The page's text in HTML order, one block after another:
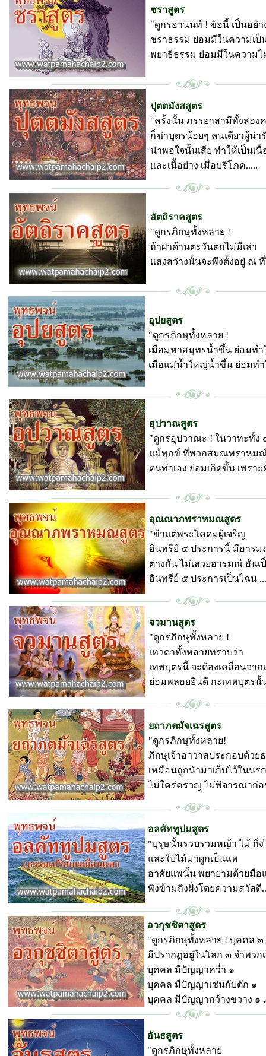
ชราสูตร
"ดูกรอานนท์ ! ข้อนี้ เป็นอย่า
ชราธรรม ย่อมมีในความเป็
พยาธิธรรม ย่อมมีในความไ
ปุตตมังสสูตร
"ครั้งนั้น ภรรยาสามีทั้งสอง
ก็ฆ่าบุตรน้อยๆ คนเดียวผู้น่า
น่าพอใจนั้นเสีย ทำให้เป็นเนื้
และเนื้อย่าง เมื่อบริโภค.....
อัตถิราคสูตร
"ดูกรภิกษุทั้งหลาย !
ถ้าฝาด้านตะวันตกไม่มีเล่า
แสงสว่างนั้นจะพึงตั้งอยู่ ณ
อุปยสูตร
"ดูกรภิกษุทั้งหลาย !
เมื่อมหาสมุทรน้ำขึ้น ย่อมท
เมื่อแม่น้ำใหญ่น้ำขึ้น ย่อมท
อุปวาณสูตร
"ดูกรอุปวาณะ ! ในวาทะทั้ง
แม้ทุกข์ ที่พวกสมณพราหม
ตนทำเอง ย่อมเกิดขึ้น เพราะ
อุณณาภพราหมณสูตร
"ข้าแต่พระโคดมผู้เจริญ
อินทรีย์ ๕ ประการนี้ มีอาร
ต่างกัน ไม่เสวยอารมณ์ อัน
อินทรีย์ ๕ ประการเป็นไฉน ...
จวมานสูตร
"ดูกรภิกษุทั้งหลาย !
เทวดาทั้งหลายทราบว่า
เทพบุตรนี้ จะต้องเคลื่อนจาก
ย่อมพลอยยินดี กะเทพบุตรนั้
ยถาภตมัจเฉรสูตร
"ดูกรภิกษุทั้งหลาย!
ภิกษุเจ้าอาวาสประกอบด้วย
เหมือนถูกนำมาเก็บไว้ในนร
ไม่ใคร่ครวญ ไม่พิจารณาก่อ
อลคัททูปมสูตร
"บุรุษนั้นรวบรวมหญ้า ไม้ กิ่ง
และใบไม้มาผูกเป็นแพ
อาศัยแพนั้น พยายามด้วยมือ
พึงข้ามถึงฝั่งโดยความสวัสดี
อวกุชชิตาสูตร
"ดูกรภิกษุทั้งหลาย ! บุคคล ๓
มีปรากฏอยู่ในโลก ๓ จำพวก
บุคคล มีปัญญาคว่ำ ๑
บุคคล มีปัญญาเช่นกับตัก ๑
บุคคล มีปัญญากว้างขวาง ๑
อันธสูตร
"ดูกรภิกษุทั้งหลาย